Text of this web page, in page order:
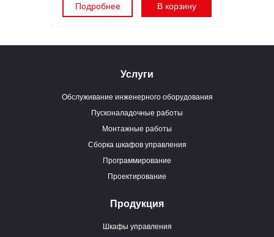
Подробнее В корзину
Услуги
Обслуживание инженерного оборудования
Пусконаладочные работы
Монтажные работы
Сборка шкафов управления
Программирование
Проектирование
Продукция
Шкафы управления